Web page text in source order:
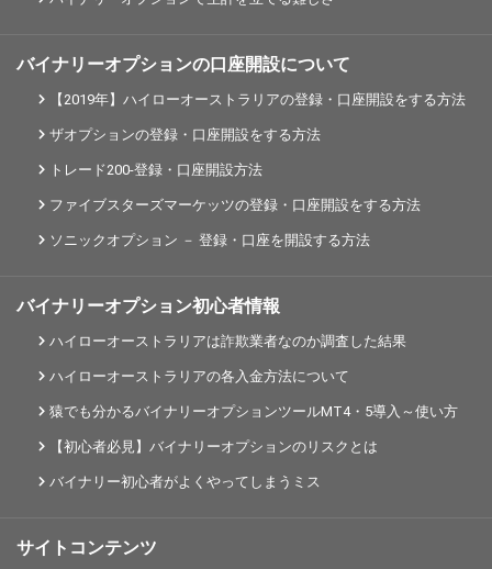
バイナリーオプションの口座開設について
【2019年】ハイローオーストラリアの登録・口座開設をする方法
ザオプションの登録・口座開設をする方法
トレード200-登録・口座開設方法
ファイブスターズマーケッツの登録・口座開設をする方法
ソニックオプション － 登録・口座を開設する方法
バイナリーオプション初心者情報
ハイローオーストラリアは詐欺業者なのか調査した結果
ハイローオーストラリアの各入金方法について
猿でも分かるバイナリーオプションツールMT4・5導入～使い方
【初心者必見】バイナリーオプションのリスクとは
バイナリー初心者がよくやってしまうミス
サイトコンテンツ